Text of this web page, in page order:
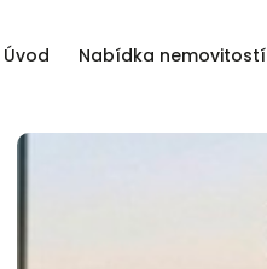
Úvod Nabídka nemovitostí